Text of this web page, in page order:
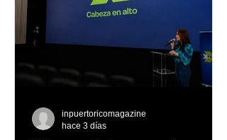
inpuertoricomagazine
hace 3 días